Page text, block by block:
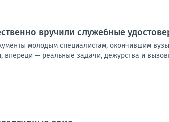
вручили служебные
молодым специалистам, окончившим
впереди — реальные задачи, дежурства и